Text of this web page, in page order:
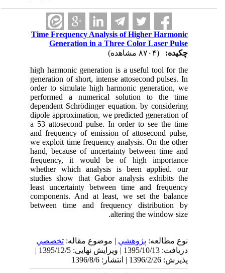
Time Frequency Analysis of Higher Harmonic
Generation in a Three Color Laser Pulse
چکیده:
high harmonic generation is a useful tool for the
generation of short, intense attosecond pulses. In
order to simulate high harmonic generation, we
performed a numerical solution to the time
dependent Schrödinger equation. by considering
dipole approximation, we predicted generation of
a 53 attosecond pulse. In order to see the time
and frequency of emission of attosecond pulse,
we exploit time frequency analysis. On the other
hand, because of uncertainty between time and
frequency, it would be of high importance
whether which analysis is been applied. our
studies show that Gabor analysis exhibits the
least uncertainty between time and frequency
components. And at least, we set the balance
between time and frequency distribution by
altering the window size.
نوع مطالعه:پژوهشي| موضوع مقاله:تخصصي
دریافت: 1395/10/13 | ویرایش نهایی: 1395/12/5 |
پذیرش: 1396/2/26 | انتشار: 1396/8/6